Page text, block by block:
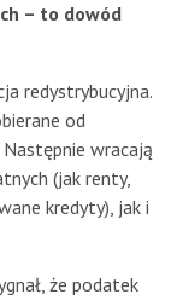
– to dowód
redystrybucyjna.
od
wracają
(jak renty,
kredyty), jak i
że podatek